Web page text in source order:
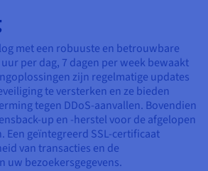
met een robuuste en betrouwbare
per dag, 7 dagen per week bewaakt
zijn regelmatige updates
te versterken en ze bieden
tegen DDoS-aanvallen. Bovendien
up en -herstel voor de afgelopen
Een geïntegreerd SSL-certificaat
van transacties en de
uw bezoekersgegevens.